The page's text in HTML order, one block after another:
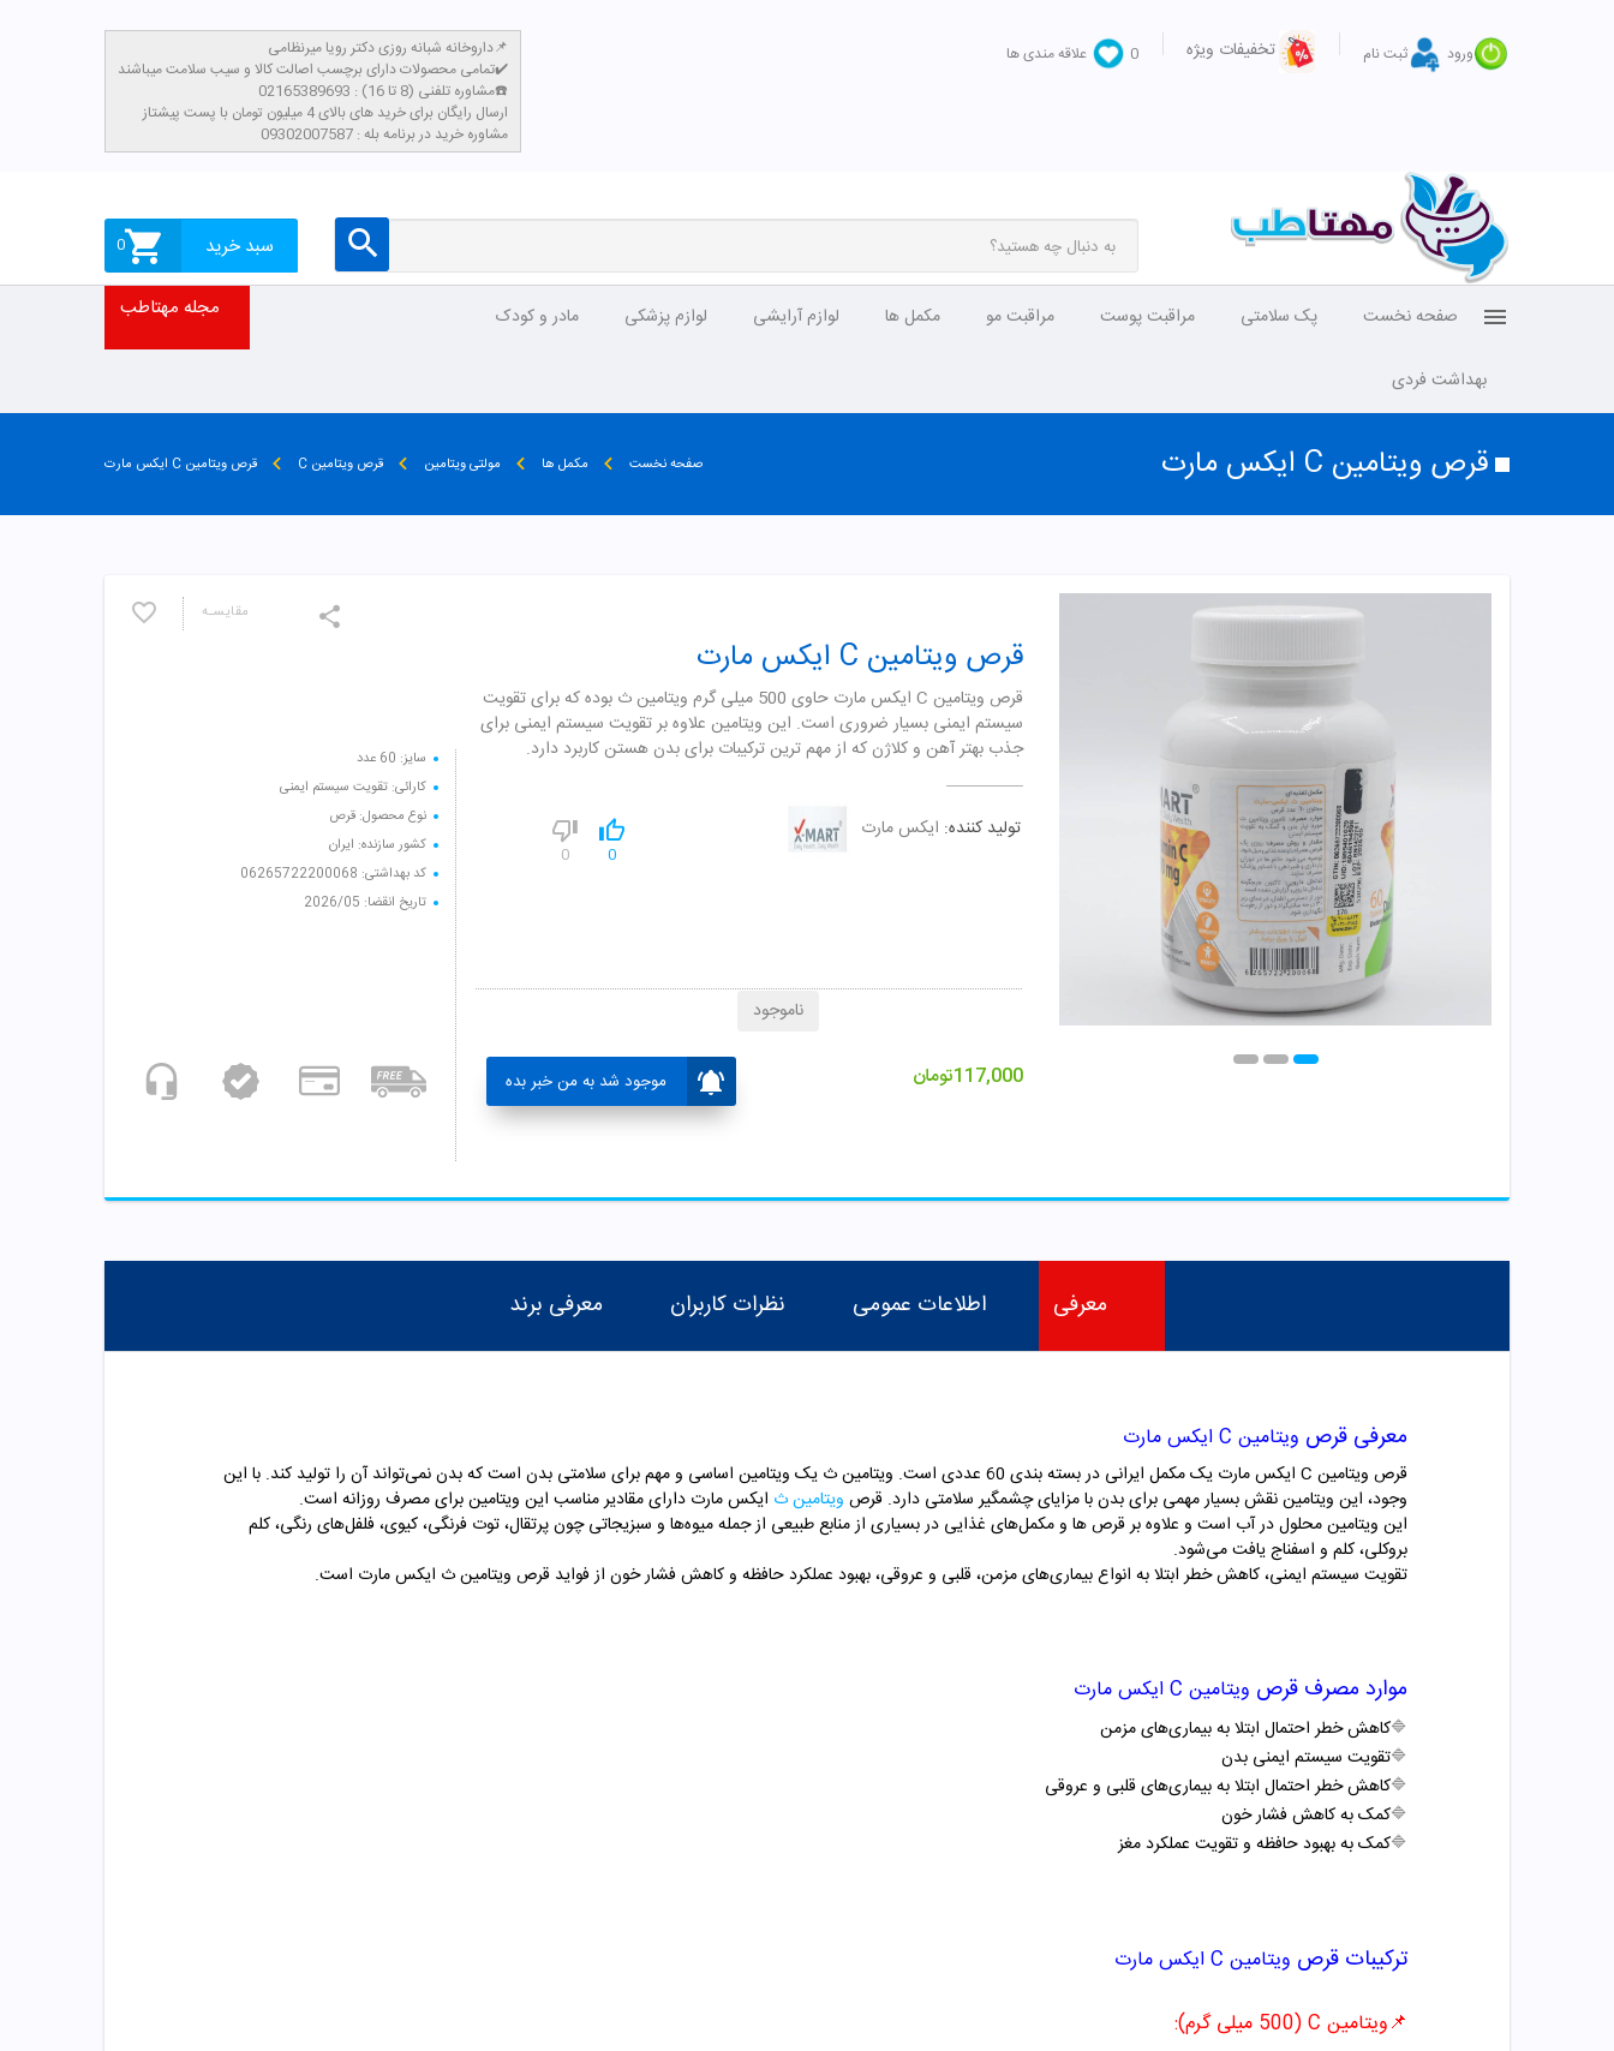
ورود ثبت نام تخفیفات ویژه 0 علاقه مندی ها
داروخانه شبانه روزی دکتر رویا میرنظامی📌
تمامی محصولات دارای برچسب اصالت کالا و سیب سلامت میباشند✔️
مشاوره تلفنی (8 تا 16) : 02165389693☎️
​ارسال رایگان برای خرید های بالای 4 میلیون تومان با پست پیشتاز
مشاوره خرید در برنامه بله : 09302007587
سبد خرید 0
صفحه نخست پک سلامتی مراقبت پوست مراقبت مو مکمل ها لوازم آرایشی لوازم پزشکی مادر و کودک
بهداشت فردی
مجله مهتاطب
قرص ویتامین C ایکس مارت صفحه نخست مکمل ها مولتی ویتامین قرص ویتامین C قرص ویتامین C ایکس مارت
مقایسـه
سایز: 60 عدد
کارائی: تقویت سیستم ایمنی
نوع محصول: قرص
کشور سازنده: ایران
کد بهداشتی: 06265722200068
تاریخ انقضا: 2026/05
قرص ویتامین C ایکس مارت
قرص ویتامین C ایکس مارت حاوی 500 میلی گرم ویتامین ث بوده که برای تقویت
سیستم ایمنی بسیار ضروری است. این ویتامین علاوه بر تقویت سیستم ایمنی برای
جذب بهتر آهن و کلاژن که از مهم ترین ترکیبات برای بدن هستن کاربرد دارد.
تولید کننده: ایکس مارت
0
0
117,000تومان موجود شد به من خبر بده
ناموجود
معرفی اطلاعات عمومی نظرات کاربران معرفی برند
معرفی قرص ویتامین C ایکس مارت
قرص ویتامین C ایکس مارت یک مکمل ایرانی در بسته بندی 60 عددی است. ویتامین ث یک ویتامین اساسی و مهم برای سلامتی بدن است که بدن نمی‌تواند آن را تولید کند. با این
وجود، این ویتامین نقش بسیار مهمی برای بدن با مزایای چشمگیر سلامتی دارد. قرص ویتامین ث ایکس مارت دارای مقادیر مناسب این ویتامین برای مصرف روزانه است.
این ویتامین محلول در آب است و علاوه بر قرص ها و مکمل‌های غذایی در بسیاری از منابع طبیعی از جمله میوه‌ها و سبزیجاتی چون پرتقال‌، توت فرنگی، کیوی، فلفل‌های رنگی، کلم
بروکلی، کلم و اسفناج یافت می‌شود.
تقویت سیستم ایمنی، کاهش خطر ابتلا به انواع بیماری‌های مزمن، قلبی و عروقی، بهبود عملکرد حافظه و کاهش فشار خون از فواید قرص ویتامین ث ایکس مارت است.
موارد مصرف قرص ویتامین C ایکس مارت
🔷کاهش خطر احتمال ابتلا به بیماری‌های مزمن
🔷تقویت سیستم ایمنی بدن
🔷کاهش خطر احتمال ابتلا به بیماری‌های قلبی و عروقی
🔷کمک به کاهش فشار خون
🔷کمک به بهبود حافظه و تقویت عملکرد مغز
ترکیبات قرص ویتامین C ایکس مارت
📌ویتامین C (500 میلی گرم):